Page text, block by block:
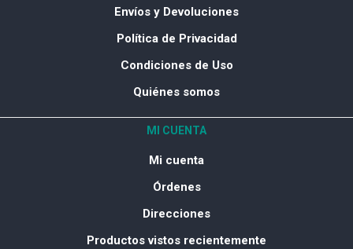
Envíos y Devoluciones
Política de Privacidad
Condiciones de Uso
Quiénes somos
MI CUENTA
Mi cuenta
Órdenes
Direcciones
Productos vistos recientemente